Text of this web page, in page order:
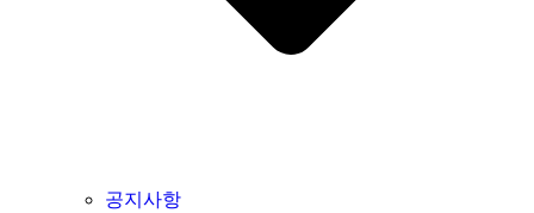
공지사항